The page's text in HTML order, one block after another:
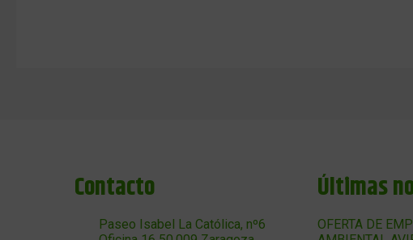
Contacto
Paseo Isabel La Católica, nº6
Últimas
OFERTA DE